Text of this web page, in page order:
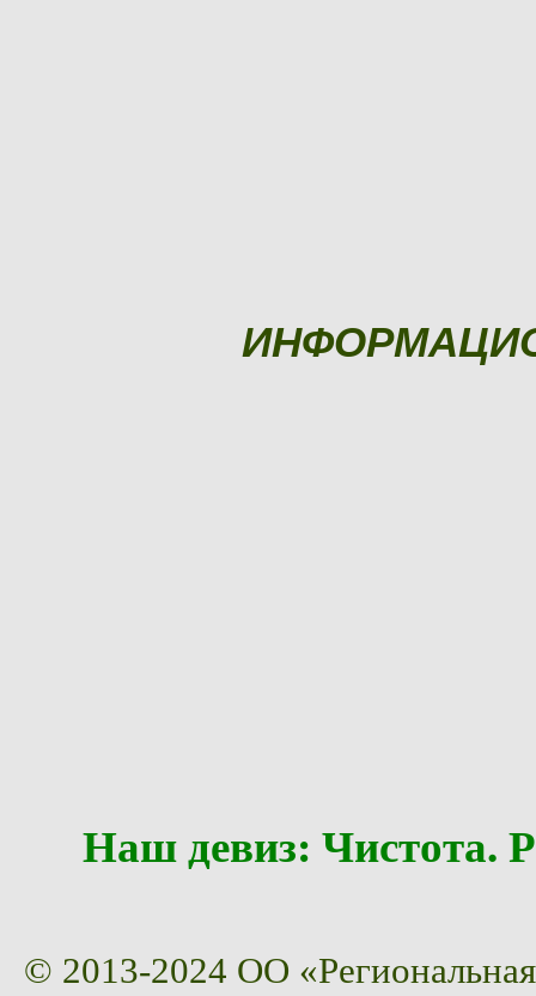
Наш девиз:
© 2013-2024 ОО